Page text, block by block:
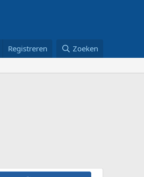
Registreren Zoeken